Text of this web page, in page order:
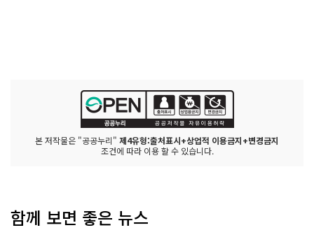
본 저작물은 "공공누리" 제4유형:출처표시+상업적 이용금지+변경금지
조건에 따라 이용 할 수 있습니다.
함께 보면 좋은 뉴스